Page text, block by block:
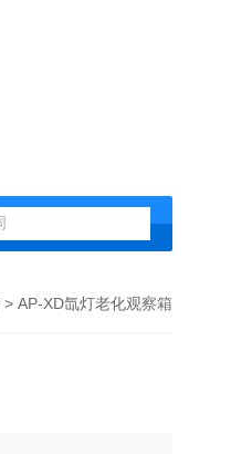
> AP-XD氙灯老化观察箱